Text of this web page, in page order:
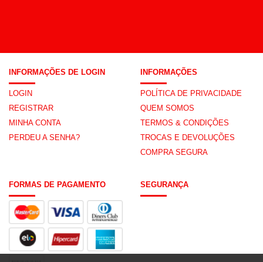
INFORMAÇÕES DE LOGIN
LOGIN
REGISTRAR
MINHA CONTA
PERDEU A SENHA?
INFORMAÇÕES
POLÍTICA DE PRIVACIDADE
QUEM SOMOS
TERMOS & CONDIÇÕES
TROCAS E DEVOLUÇÕES
COMPRA SEGURA
FORMAS DE PAGAMENTO SEGURANÇA